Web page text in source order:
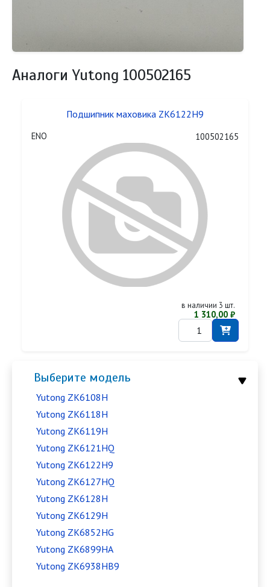
Выберите модель
Yutong ZK6108H
Yutong ZK6118H
Yutong ZK6119H
Yutong ZK6121HQ
Yutong ZK6122H9
Yutong ZK6127HQ
Yutong ZK6128H
Yutong ZK6129H
Yutong ZK6852HG
Yutong ZK6899HA
Yutong ZK6938HB9
Аналоги Yutong 100502165
Подшипник маховика ZK6122H9
ENO 100502165
в наличии 3 шт.
1 310,00 ₽